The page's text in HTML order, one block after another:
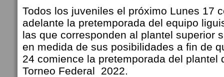
Todos los juveniles el próximo Lunes 17
adelante la pretemporada del equipo
las que corresponden al plantel superior
en medida de sus posibilidades a fin de
24 comience la pretemporada del plantel
Torneo Federal 2022.